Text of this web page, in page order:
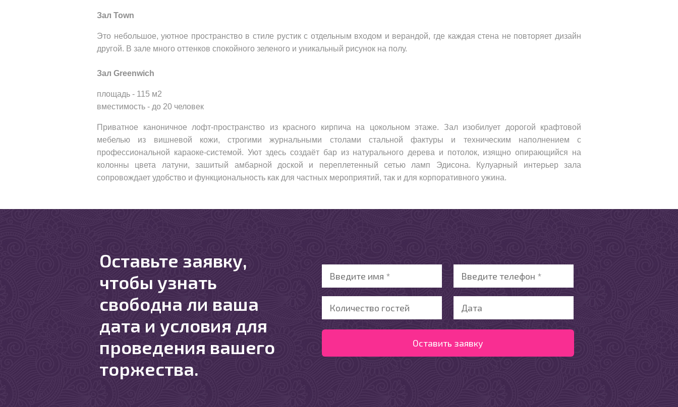
Зал Town
Это небольшое, уютное пространство в стиле рустик с отдельным входом и верандой, где каждая стена не повторяет дизайн
другой. В зале много оттенков спокойного зеленого и уникальный рисунок на полу.
Зал Greenwich
площадь - 115 м2
вместимость - до 20 человек
Приватное каноничное лофт-пространство из красного кирпича на цокольном этаже. Зал изобилует дорогой крафтовой
мебелью из вишневой кожи, строгими журнальными столами стальной фактуры и техническим наполнением с
профессиональной караоке-системой. Уют здесь создаёт бар из натурального дерева и потолок, изящно опирающийся на
колонны цвета латуни, зашитый амбарной доской и переплетенный сетью ламп Эдисона. Кулуарный интерьер зала
сопровождает удобство и функциональность как для частных мероприятий, так и для корпоративного ужина.
Оставьте заявку,
чтобы узнать
свободна ли ваша
дата и условия для
проведения вашего
торжества.